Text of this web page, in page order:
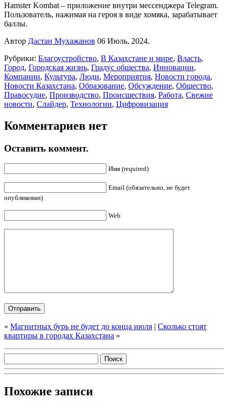
Hamster Kombat – приложение внутри мессенджера Telegram.
Пользователь, нажимая на героя в виде хомяка, зарабатывает
баллы.
Автор Дастан Мухажанов 06 Июль, 2024.
Рубрики: Благоустройство, В Казахстане и мире, Власть,
Город, Городская жизнь, Градус общества, Инновации,
Компании, Культура, Люди, Мероприятия, Новости города,
Новости Казахстана, Образование, Обсуждение, Общество,
Правосудие, Производство, Происшествия, Работа, Свежие
новости, Слайдер, Технологии, Цифровизация
Комментариев нет
Оставить коммент.
Имя (required)
Email (обязательно, не будет
опубликован)
Web
« Магнитных бурь не будет до конца июля | Сколько стоят
квартиры в городах Казахстана »
Похожие записи